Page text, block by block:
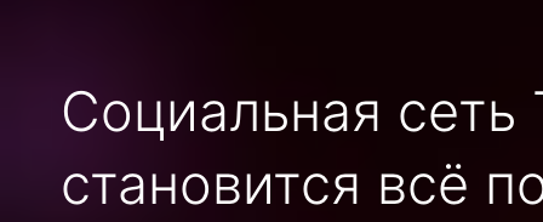
Социальная
становится всё